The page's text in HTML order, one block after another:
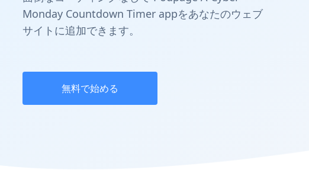
Monday Countdown Timer appをあなたのウェブ
サイトに追加できます。
無料で始める